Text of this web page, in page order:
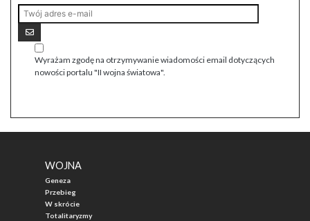
Wyrażam zgodę na otrzymywanie wiadomości email dotyczących
nowości portalu "II wojna światowa".
WOJNA
Geneza
Przebieg
W skrócie
Totalitaryzmy